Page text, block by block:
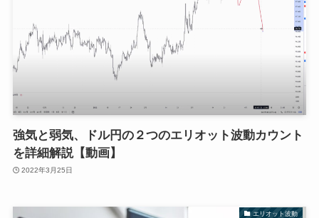
強気と弱気、ドル円の２つのエリオット波動カウント
を詳細解説【動画】
2022年3月25日
エリオット波動